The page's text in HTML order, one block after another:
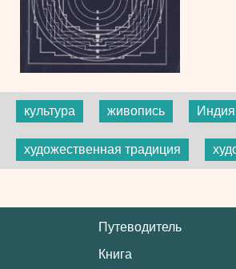
культура живопись Индия
художественная традиция
Путеводитель
Книга